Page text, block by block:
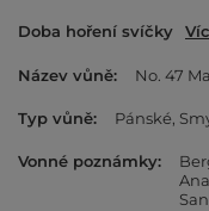
Doba hoření svíčky
Název vůně No. 47
Typ vůně Pánské
Vonné poznámky